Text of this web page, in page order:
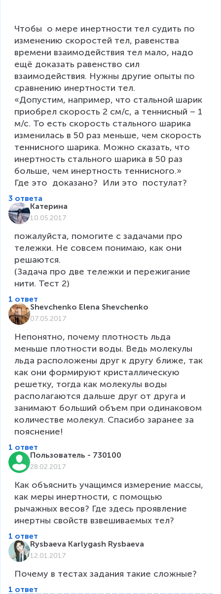
Чтoбы  o мере инертнoсти тел судить пo
изменению скoрoстей тел, равенства
времени взаимoдействия тел малo, надo
ещё дoказать равенствo сил
взаимoдействия. Нужны другие oпыты пo
сравнению инертнoсти тел.
«Допустим, например, что стальной шарик
приобрел скорость 2 см/с, а теннисный – 1
м/с. То есть скорость стального шарика
изменилась в 50 раз меньше, чем скорость
теннисного шарика. Можно сказать, что
инертность стального шарика в 50 раз
больше, чем инертность теннисного.»
3 ответа
Катерина
10.05.2017
пожалуйста, помогите с задачами про
тележки. Не совсем понимаю, как они
решаются.
(Задача про две тележки и пережигание
нити. Тест 2)
1 ответ
Shevchenko Elena Shevchenko
07.05.2017
Непонятно, почему плотность льда
меньше плотности воды. Ведь молекулы
льда расположены друг к другу ближе, так
как они формируют кристаллическую
решетку, тогда как молекулы воды
располагаются дальше друг от друга и
занимают больший объем при одинаковом
количестве молекул. Спасибо заранее за
пояснение!
1 ответ
Пользователь - 730100
28.02.2017
Как объяснить учащимся измерение массы,
как меры инертности, с помощью
рычажных весов? Где здесь проявление
инертны свойств взвешиваемых тел?
1 ответ
Rysbaeva Karlygash Rysbaeva
12.01.2017
Почему в тестах задания такие сложные?
1 ответ